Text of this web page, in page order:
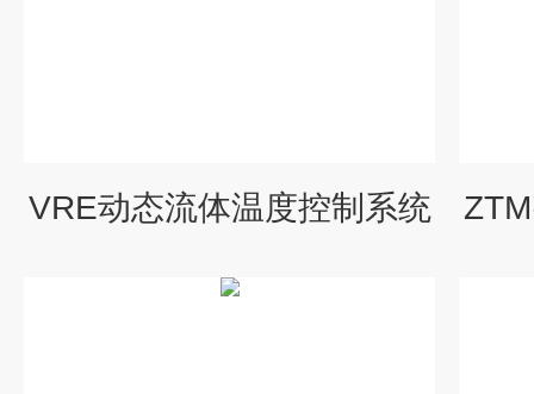
VRE动态流体温度控制系统